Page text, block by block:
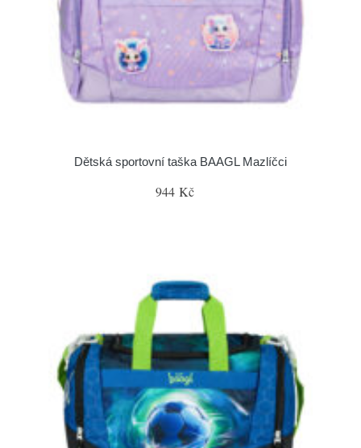
Dětská sportovní taška BAAGL Mazlíčci
944 Kč